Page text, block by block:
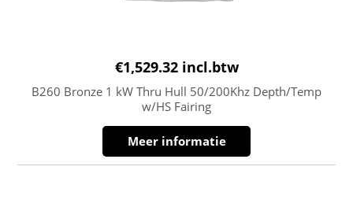
€1,529.32 incl.btw
B260 Bronze 1 kW Thru Hull 50/200Khz Depth/Temp
w/HS Fairing
Meer informatie